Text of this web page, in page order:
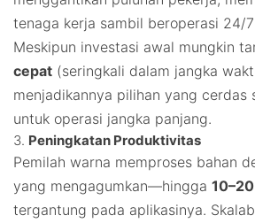
tenaga kerja sambil beroperasi 24/
Meskipun investasi awal mungkin
cepat (seringkali dalam jangka
menjadikannya pilihan yang cerdas
untuk operasi jangka panjang.
3. Peningkatan Produktivitas
Pemilah warna memproses bahan
yang mengagumkan—hingga
tergantung pada aplikasinya.